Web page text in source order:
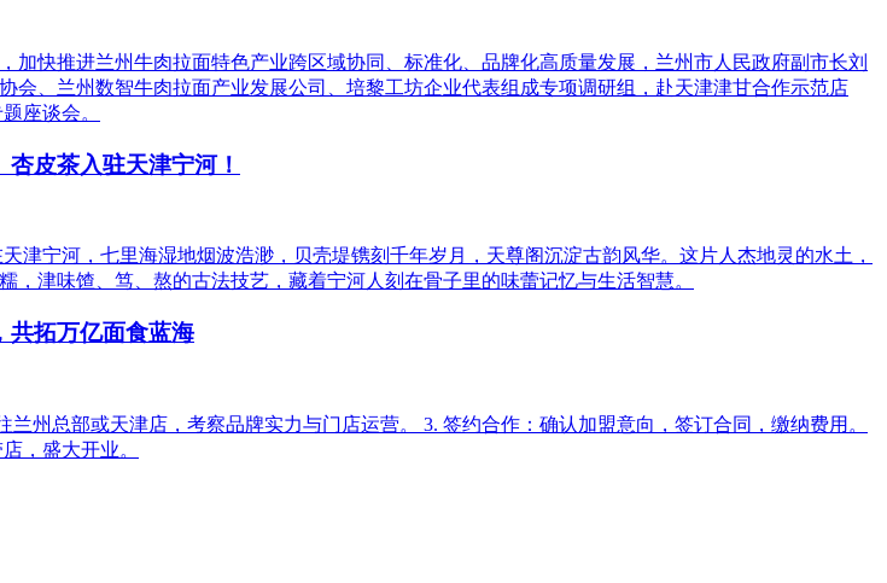
快推进兰州牛肉拉面特色产业跨区域协同、标准化、品牌化高质量发展，兰州市人民政府副市长刘
、兰州数智牛肉拉面产业发展公司、培黎工坊企业代表组成专项调研组，赴天津津甘合作示范店
座谈会。
皮茶入驻天津宁河！
宁河，七里海湿地烟波浩渺，贝壳堤镌刻千年岁月，天尊阁沉淀古韵风华。这片人杰地灵的水土，
津味馇、笃、熬的古法技艺，藏着宁河人刻在骨子里的味蕾记忆与生活智慧。
共拓万亿面食蓝海
州总部或天津店，考察品牌实力与门店运营。 3. 签约合作：确认加盟意向，签订合同，缴纳费用。
，盛大开业。